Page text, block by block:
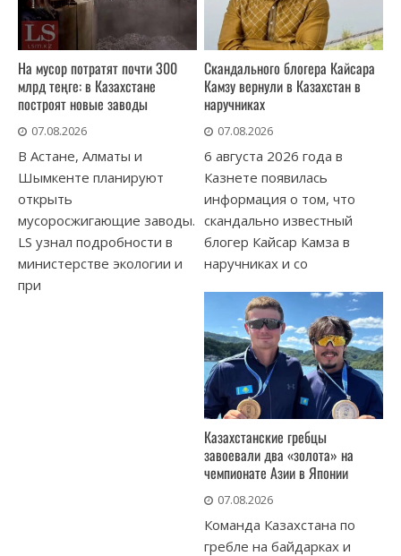
На мусор потратят почти 300
млрд теңге: в Казахстане
построят новые заводы
07.08.2026
В Астане, Алматы и
Шымкенте планируют
открыть
мусоросжигающие заводы.
LS узнал подробности в
министерстве экологии и
при
Скандального блогера Кайсара
Камзу вернули в Казахстан в
наручниках
07.08.2026
6 августа 2026 года в
Казнете появилась
информация о том, что
скандально известный
блогер Кайсар Камза в
наручниках и со
Казахстанские гребцы
завоевали два «золота» на
чемпионате Азии в Японии
07.08.2026
Команда Казахстана по
гребле на байдарках и